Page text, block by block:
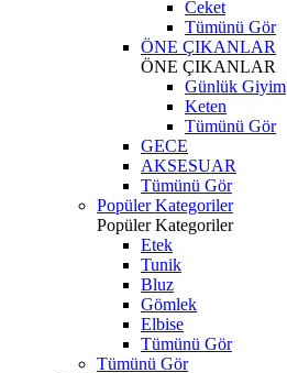
Ceket
Tümünü Gör
ÖNE ÇIKANLAR
ÖNE ÇIKANLAR
Günlük Giyim
Keten
Tümünü Gör
GECE
AKSESUAR
Tümünü Gör
Popüler Kategoriler
Popüler Kategoriler
Etek
Tunik
Bluz
Gömlek
Elbise
Tümünü Gör
Tümünü Gör